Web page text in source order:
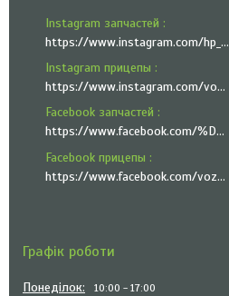
Instagram запчастей
https://www.instagram.com/hp_trailer_technik/
Instagram прицепы
https://www.instagram.com/vozyk.ua/
Facebook запчастей
https://www.facebook.com/%D0%A5%D0%9F-%D0%A2%D1%80%D0%B5%D0%B9%D0%BB%D0%B5%D1%80-%D0%A2%D0%B5%D1%85%D0%BD%D1%96%D0%BA-101335951999545
Facebook прицепы
https://www.facebook.com/vozyk.ua/
Графік роботи
Понеділок 10:00 17:00